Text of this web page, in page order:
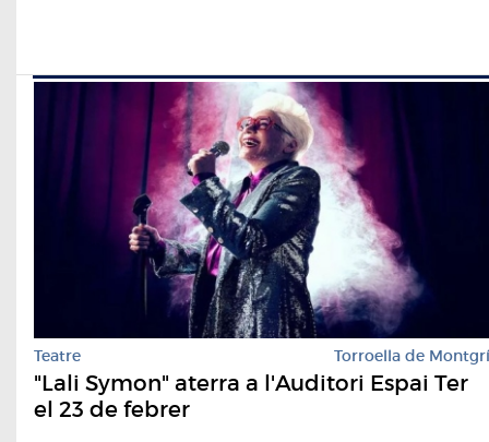
Teatre Torroella de Montgrí
"Lali Symon" aterra a l'Auditori Espai Ter
el 23 de febrer